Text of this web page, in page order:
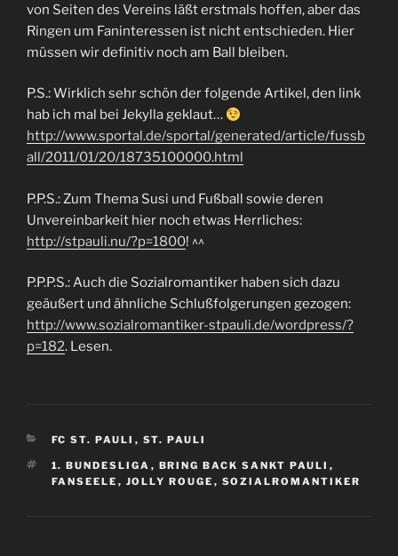
von Seiten des Vereins läßt erstmals hoffen, aber das
Ringen um Faninteressen ist nicht entschieden. Hier
müssen wir definitiv noch am Ball bleiben.
P.S.: Wirklich sehr schön der folgende Artikel, den link
hab ich mal bei Jekylla geklaut…
http://www.sportal.de/sportal/generated/article/fussb
all/2011/01/20/18735100000.html
P.P.S.: Zum Thema Susi und Fußball sowie deren
Unvereinbarkeit hier noch etwas Herrliches:
http://stpauli.nu/?p=1800! ^^
P.P.P.S.: Auch die Sozialromantiker haben sich dazu
geäußert und ähnliche Schlußfolgerungen gezogen:
http://www.sozialromantiker-stpauli.de/wordpress/?
p=182. Lesen.
KATEGORIEN
FC ST. PAULI , ST. PAULI
SCHLAGWÖRTER
1. BUNDESLIGA , BRING BACK SANKT PAULI ,
FANSEELE , JOLLY ROUGE , SOZIALROMANTIKER